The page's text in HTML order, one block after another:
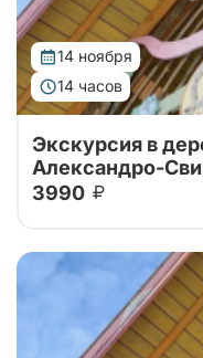
14 ноября
14 часов
Тур на 1 день в
берегу
деревню Мандроги
Экскурсия в
Александро-
3990